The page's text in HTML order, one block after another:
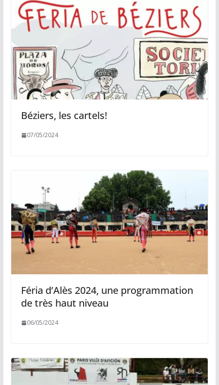
Béziers, les cartels!
07/05/2024
Féria d’Alès 2024, une programmation
de très haut niveau
06/05/2024